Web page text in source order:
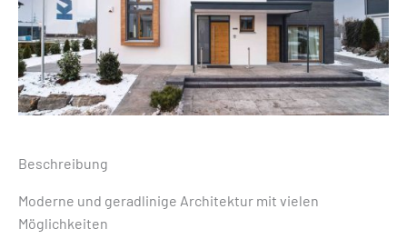
Beschreibung
Moderne und geradlinige Architektur mit vielen
Möglichkeiten